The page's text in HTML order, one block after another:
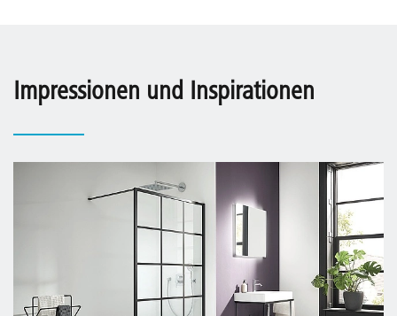
Impressionen und Inspirationen